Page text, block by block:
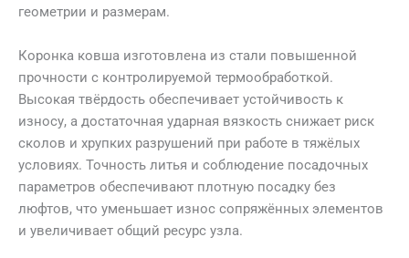
геометрии и размерам.
Коронка ковша изготовлена из стали повышенной
прочности с контролируемой термообработкой.
Высокая твёрдость обеспечивает устойчивость к
износу, а достаточная ударная вязкость снижает риск
сколов и хрупких разрушений при работе в тяжёлых
условиях. Точность литья и соблюдение посадочных
параметров обеспечивают плотную посадку без
люфтов, что уменьшает износ сопряжённых элементов
и увеличивает общий ресурс узла.